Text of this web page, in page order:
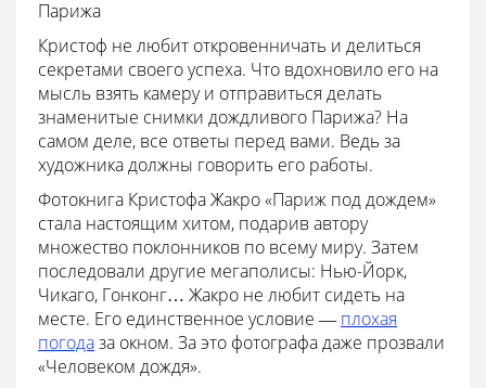
Парижа
Кристоф не любит откровенничать и делиться
секретами своего успеха. Что вдохновило его на
мысль взять камеру и отправиться делать
знаменитые снимки дождливого Парижа? На
самом деле, все ответы перед вами. Ведь за
художника должны говорить его работы.
Фотокнига Кристофа Жакро «Париж под дождем»
стала настоящим хитом, подарив автору
множество поклонников по всему миру. Затем
последовали другие мегаполисы: Нью-Йорк,
Чикаго, Гонконг… Жакро не любит сидеть на
месте. Его единственное условие ― плохая
погодаза окном. За это фотографа даже прозвали
«Человеком дождя».